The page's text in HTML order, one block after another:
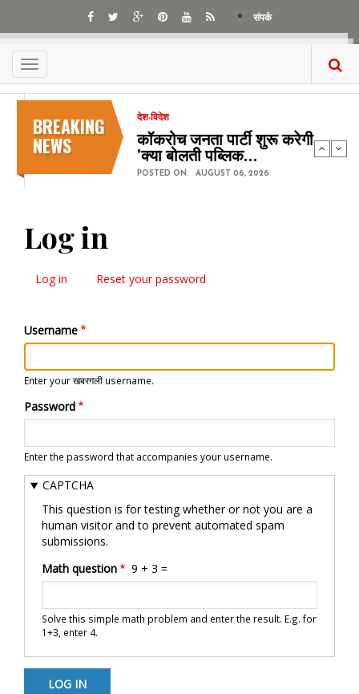
main
content
संपर्क
Toggle
navigation
BREAKING
NEWS
देश-विदेश
कॉकरोच जनता पार्टी शुरू करेगी
'क्या बोलती पब्लिक…
POSTED ON: AUGUST 06, 2026
Log in
tabs
Log in (activeReset your password
Username
Enter your खबरगली username.
Password
Enter the password that accompanies your username.
CAPTCHA
This question is for testing whether or not you are a
human visitor and to prevent automated spam
submissions.
Math question
9 + 3 =
Solve this simple math problem and enter the result. E.g. for
1+3, enter 4.